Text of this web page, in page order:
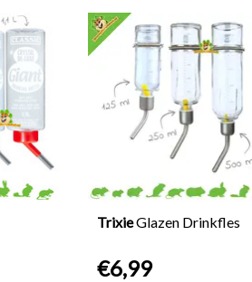
TrixieGlazen Drinkfles
€6,99